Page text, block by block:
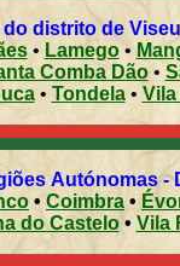
Municípios do
• Lamego•
Comba Dão•
• Tondela• Vila
Distritos/Regiões
•Coimbra •
do Castelo• Vila